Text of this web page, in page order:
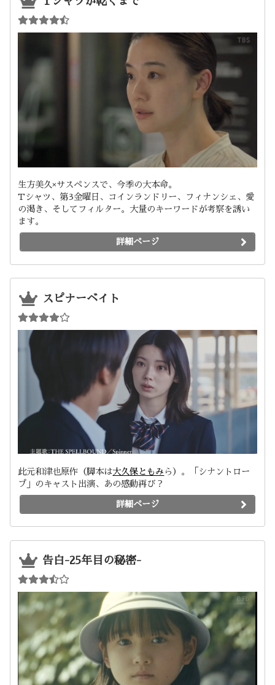
生方美久×サスペンスで、今季の大本命。
Tシャツ、第3金曜日、コインランドリー、フィナンシェ、愛
の渇き、そしてフィルター。大量のキーワードが考察を誘い
ます。
詳細ページ
スピナーベイト
此元和津也原作（脚本は大久保ともみ ら）。「シナントロー
プ」のキャスト出演、あの感動再び？
詳細ページ
告白-25年目の秘密-